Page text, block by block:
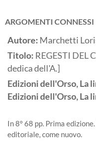
ARGOMENTI CONNESSI
Autore: Marchetti
Titolo: REGESTI DEL
dedica dell'A.]
Edizioni dell'Orso, La
Edizioni dell'Orso, La
In 8° 68 pp. Prima
editoriale, come nuovo.